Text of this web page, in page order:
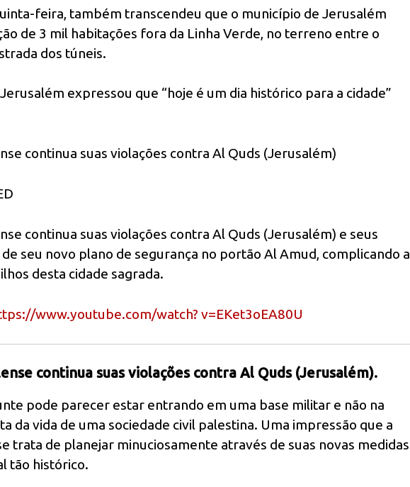
feira, também transcendeu que o município de Jerusalém
de 3 mil habitações fora da Linha Verde, no terreno entre o
dos túneis.
expressou que “hoje é um dia histórico para a cidade”
continua suas violações contra Al Quds (Jerusalém)
continua suas violações contra Al Quds (Jerusalém) e seus
seu novo plano de segurança no portão Al Amud, complicando a
desta cidade sagrada.
www.youtube.com/watch? v=EKet3oEA80U
continua suas violações contra Al Quds (Jerusalém).
pode parecer estar entrando em uma base militar e não na
da vida de uma sociedade civil palestina. Uma impressão que a
trata de planejar minuciosamente através de suas novas medidas
tão histórico.